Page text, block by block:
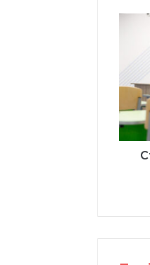
Києва
зимові